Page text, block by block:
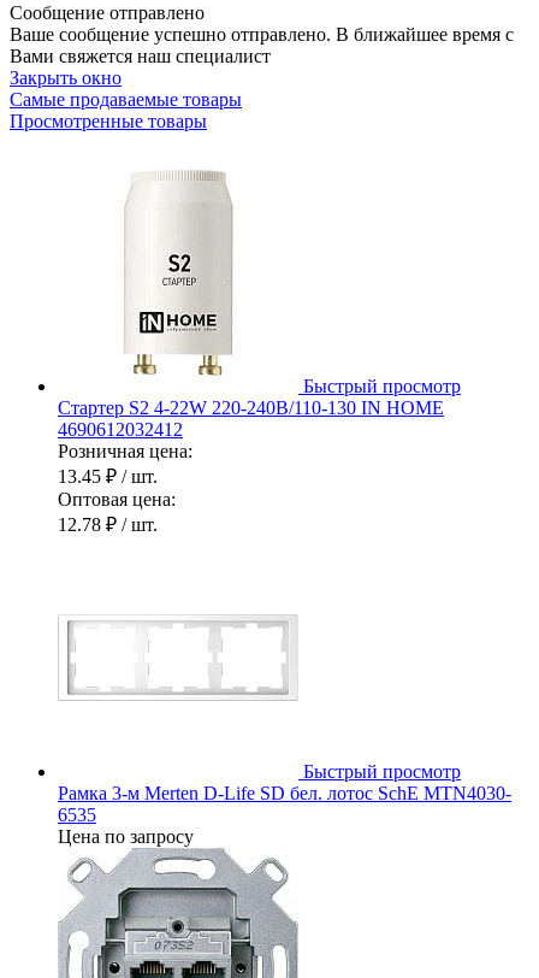
Сообщение отправлено
Ваше сообщение успешно отправлено. В ближайшее время с
Вами свяжется наш специалист
Закрыть окно
Самые продаваемые товары
Просмотренные товары
Быстрый просмотр
Стартер S2 4-22W 220-240В/110-130 IN HOME
4690612032412
Розничная цена:
13.45 ₽ / шт.
Оптовая цена:
12.78 ₽ / шт.
Быстрый просмотр
Рамка 3-м Merten D-Life SD бел. лотос SchE MTN4030-
6535
Цена по запросу